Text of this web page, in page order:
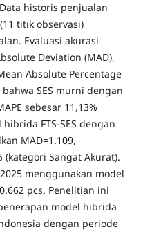
historis penjualan
titik observasi)
Evaluasi akurasi
Deviation (MAD),
Absolute Percentage
SES murni dengan
sebesar 11,13%
FTS-SES dengan
MAD=1.109,
(kategori Sangat Akurat).
menggunakan model
pcs. Penelitian ini
model hibrida
dengan periode